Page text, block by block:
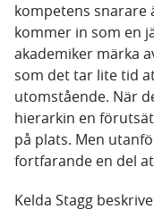
kompetens snarare
kommer in som en
akademiker märka
som det tar lite tid
utomstående. När
hierarkin en
på plats. Men
fortfarande en del
Kelda Stagg